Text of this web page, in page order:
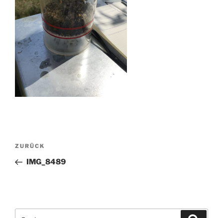
Beitragsnavigation
Vorheriger
Beitrag
ZURÜCK
IMG_8489